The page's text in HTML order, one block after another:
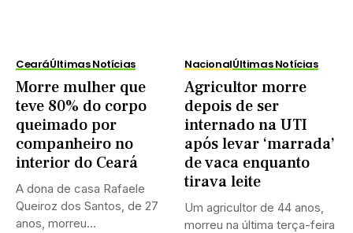
CearáÚltimas Notícias
Morre mulher que
teve 80% do corpo
queimado por
companheiro no
interior do Ceará
A dona de casa Rafaele
Queiroz dos Santos, de 27
anos, morreu...
NacionalÚltimas Notícias
Agricultor morre
depois de ser
internado na UTI
após levar ‘marrada’
de vaca enquanto
tirava leite
Um agricultor de 44 anos,
morreu na última terça-feira